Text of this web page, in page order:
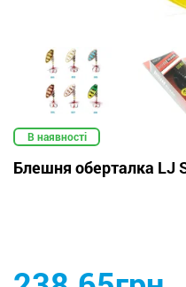
В наявності
Блешня оберталка LJ